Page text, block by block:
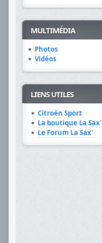
MULTIMÉDIA
Photos
Vidéos
LIENS UTILES
Citroën Sport
La boutique La Sax'
Le Forum La Sax'